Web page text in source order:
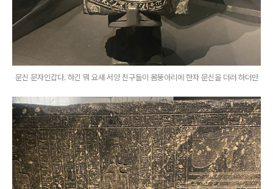
문신 문자인갑다. 하긴 뭐 요새 서양 친구들이 몸뚱아리에 한자 문신을 더러 하더만